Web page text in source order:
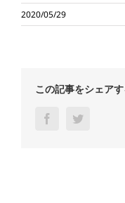
2020/05/29
この記事をシェアす
Facebook